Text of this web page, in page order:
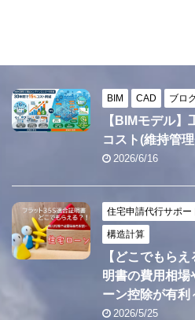
BIM CAD ブロ
【BIMモデル
コスト(維持管
2026/6/16
住宅申請代行サポー
構造計算
【どこでもら
明書の費用相場
ーン控除が有利
2026/5/25